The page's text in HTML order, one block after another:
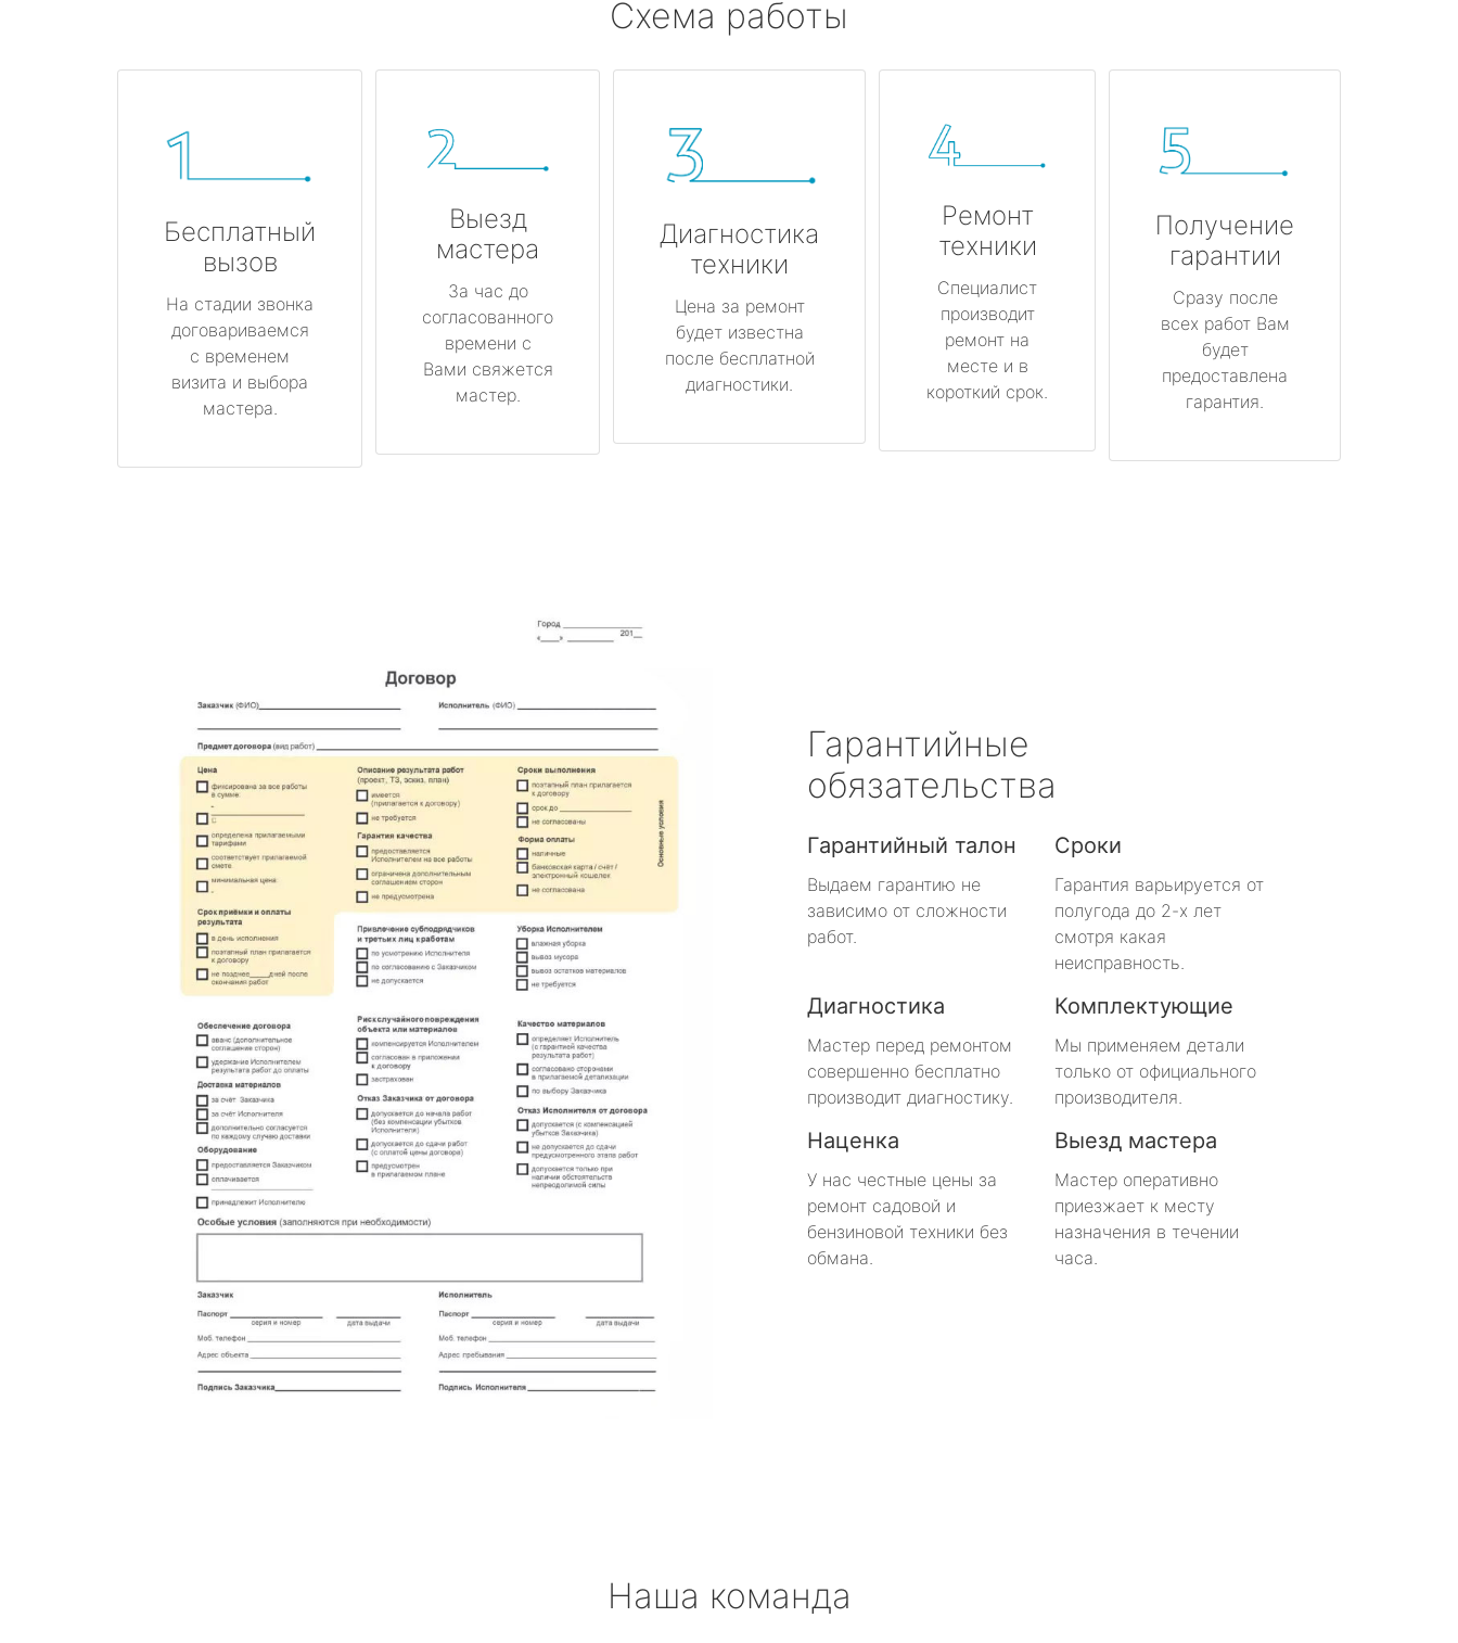
Схема работы
Бесплатный
вызов
На стадии звонка
договариваемся
с временем
визита и выбора
мастера.
Выезд
мастера
За час до
согласованного
времени с
Вами свяжется
мастер.
Диагностика
техники
Цена за ремонт
будет известна
после бесплатной
диагностики.
Ремонт
техники
Специалист
производит
ремонт на
месте и в
короткий срок.
Получение
гарантии
Сразу после
всех работ Вам
будет
предоставлена
гарантия.
Гарантийные
обязательства
Гарантийный талон
Выдаем гарантию не
зависимо от сложности
работ.
Сроки
Гарантия варьируется от
полугода до 2-х лет
смотря какая
неисправность.
Диагностика
Мастер перед ремонтом
совершенно бесплатно
производит диагностику.
Комплектующие
Мы применяем детали
только от официального
производителя.
Наценка
У нас честные цены за
ремонт садовой и
бензиновой техники без
обмана.
Выезд мастера
Мастер оперативно
приезжает к месту
назначения в течении
часа.
Наша команда